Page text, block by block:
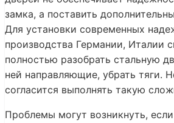
замка, а поставить
Для установки современных
производства Германии, Италии
полностью разобрать стальную
ней направляющие, убрать тяги.
согласится выполнять такую
Проблемы могут возникнуть,